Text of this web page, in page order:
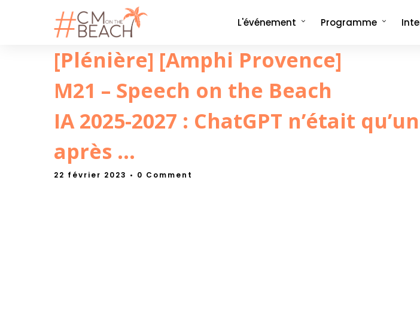
L'événement
Nos Partenaires en 2025
Galeries photos
Programme
Programme complet
Les formats signatures
[Plénière] [Amphi Provence]
M21 – Speech on the Beach
IA 2025-2027 : ChatGPT n’était
après …
22 février 2023 • 0 Comment